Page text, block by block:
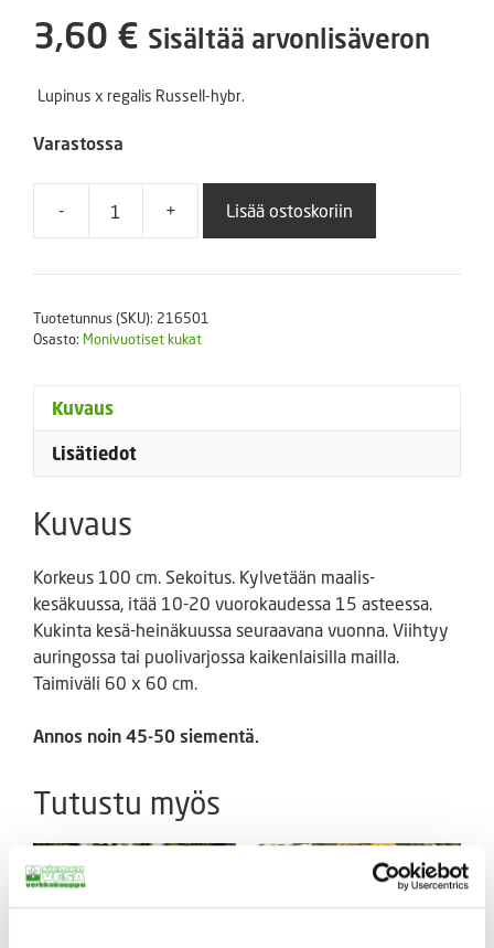
3,60 € Sisältää arvonlisäveron
Lupinus x regalis Russell-hybr.
Varastossa
-
Kirjolupiini
sekoitus
50
+ Lisää ostoskoriin
Tuotetunnus (SKU): 216501
Osasto: Monivuotiset kukat
Kuvaus
Lisätiedot
Kuvaus
Korkeus 100 cm. Sekoitus. Kylvetään maalis-
kesäkuussa, itää 10-20 vuorokaudessa 15 asteessa.
Kukinta kesä-heinäkuussa seuraavana vuonna. Viihtyy
auringossa tai puolivarjossa kaikenlaisilla mailla.
Taimiväli 60 x 60 cm.
Annos noin 45-50 siementä.
Tutustu myös